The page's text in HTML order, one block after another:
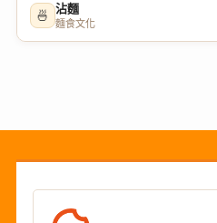
🍜 沾麵
麵食文化